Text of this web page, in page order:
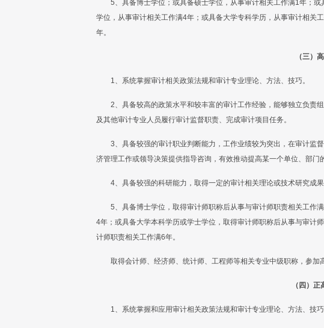
5、具备博士学位；或具备硕士学位，从事审计相关工作满1年；
学位，从事审计相关工作满4年；或具备大学专科学历，从事审计相关
年。
（三）
1、系统掌握审计相关政策法规和审计专业理论、方法、技巧。
2、具备较高的政策水平和较丰富的审计工作经验，能够独立负责
及其他审计专业人员履行审计监督职责、完成审计项目任务。
3、具备较强的审计职业判断能力，工作业绩较为突出，在审计监
济管理工作或领导决策提供指导咨询，有效推动提高某一个单位、部门
4、具备较强的科研能力，取得一定的审计相关理论或技术研究成
5、具备博士学位，取得审计师职称后从事与审计师职责相关工作
4年；或具备大学本科学历或学士学位，取得审计师职称后从事与审计
计师职责相关工作满6年。
取得会计师、经济师、统计师、工程师等相关专业中级职称，参加
（四）
1、系统掌握和应用审计相关政策法规和审计专业理论、方法、技